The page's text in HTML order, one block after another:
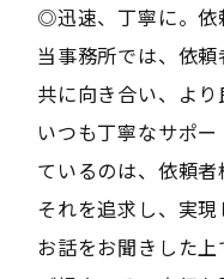
◎迅速、丁寧に。依
当事務所では、依
共に向き合い、より
いつも丁寧なサポ
ているのは、依頼者
それを追求し、実
お話をお聞きした